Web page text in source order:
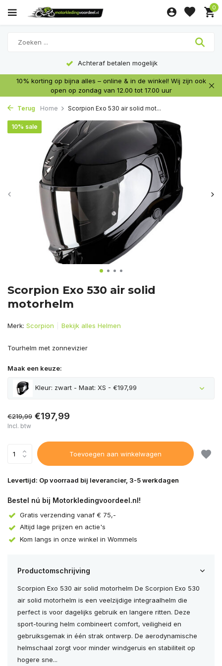
0
Achteraf betalen mogelijk
10% korting op bijna alles – online & in de winkel! Wij zijn ook
open op zondag van 12.00 tot 17.00 uur
Terug Home Scorpion Exo 530 air solid mot...
Scorpion Exo 530 air solid
motorhelm
10% sale
Merk: Scorpion Bekijk alles Helmen
Tourhelm met zonnevizier
Maak een keuze:
Kleur: zwart - Maat: XS - €197,99
Uitverkocht
€219,99 €197,99
Incl. btw
Toevoegen aan winkelwagen
Levertijd: Op voorraad bij leverancier, 3-5 werkdagen
Bestel nú bij Motorkledingvoordeel.nl!
Gratis verzending vanaf € 75,-
Altijd lage prijzen en actie's
Kom langs in onze winkel in Wommels
Productomschrijving
Scorpion Exo 530 air solid motorhelm De Scorpion Exo 530
air solid motorhelm is een veelzijdige integraalhelm die
perfect is voor dagelijks gebruik en langere ritten. Deze
sport-touring helm combineert comfort, veiligheid en
gebruiksgemak in één strak ontwerp. De aerodynamische
helmschaal zorgt voor minder windgeruis en stabiliteit op
hogere sne...